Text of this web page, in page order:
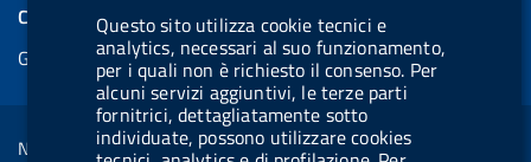
Questo sito utilizza cookie tecnici e
analytics, necessari al suo funzionamento,
per i quali non è richiesto il consenso. Per
alcuni servizi aggiuntivi, le terze parti
fornitrici, dettagliatamente sotto
individuate, possono utilizzare cookies
l
.
b
u
s
k
y
u
b
e
l
.
b
u
COOKIES
Gestione cookie
Sezione Link Utili
Note legali